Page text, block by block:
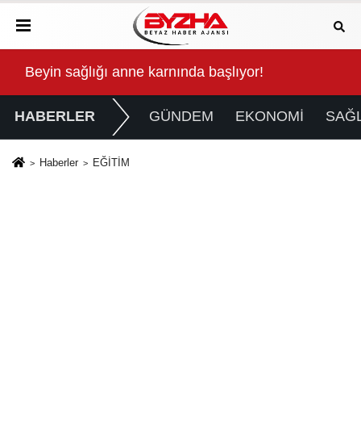
Yolculuk” Yaptı
Beyin sağlığı anne karnında başlıyor!
HABERLER GÜNDEM EKONOMİ
Haberler EĞİTİM